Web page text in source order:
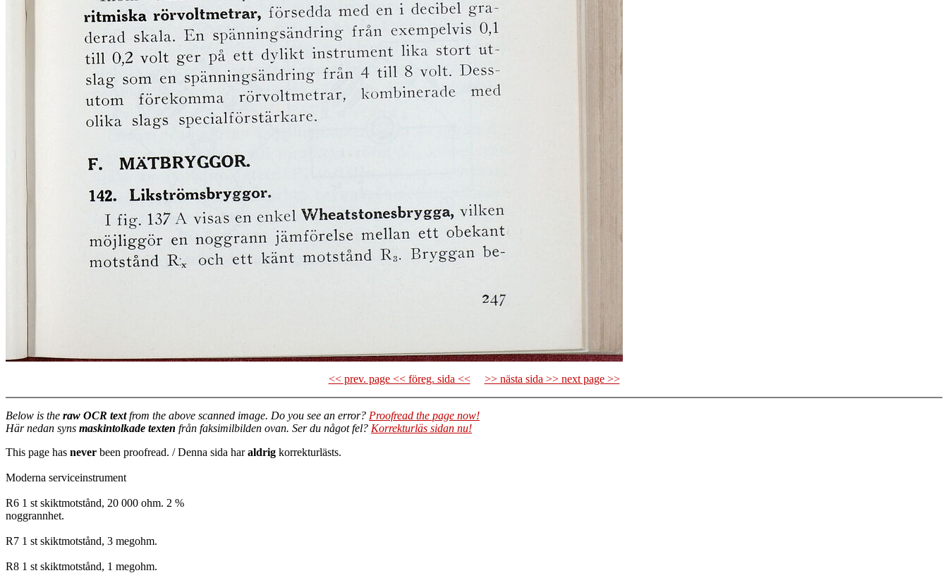
<< prev. page << föreg. sida << >> nästa sida >> next page >>
Below is the raw OCR textfrom the above scanned image. Do you see an error? Proofread the page now!
Här nedan syns maskintolkade texten från faksimilbilden ovan. Ser du något fel? Korrekturläs sidan nu!
This page has never been proofread. / Denna sida haraldrig korrekturlästs.
Moderna serviceinstrument
R6 1 st skiktmotstånd, 20 000 ohm. 2 %
noggrannhet.
R7 1 st skiktmotstånd, 3 megohm.
R8 1 st skiktmotstånd, 1 megohm.